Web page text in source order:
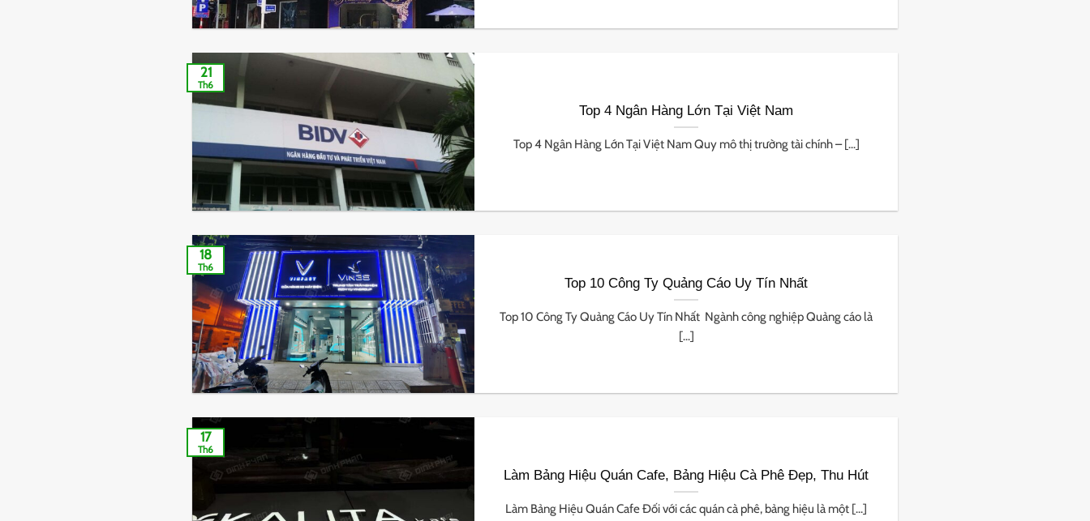
Top 4 Ngân Hàng Lớn Tại Việt Nam
Top 4 Ngân Hàng Lớn Tại Việt Nam Quy mô thị trường tài chính – [...]
21
Th6
Top 10 Công Ty Quảng Cáo Uy Tín Nhất
Top 10 Công Ty Quảng Cáo Uy Tín Nhất Ngành công nghiệp Quảng cáo là
[...]
18
Th6
Làm Bảng Hiệu Quán Cafe, Bảng Hiệu Cà Phê Đẹp, Thu Hút
Làm Bảng Hiệu Quán Cafe Đối với các quán cà phê, bảng hiệu là một [...]
17
Th6